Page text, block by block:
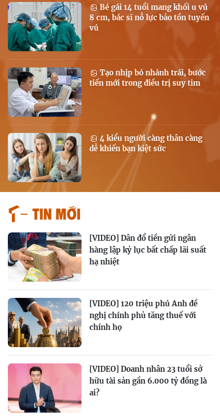
Bé gái 14 tuổi mang khối u vú
8 cm, bác sĩ nỗ lực bảo tồn tuyến
vú
Tạo nhịp bó nhánh trái, bước
tiến mới trong điều trị suy tim
4 kiểu người càng thân càng
dễ khiến bạn kiệt sức
Tin mới
[VIDEO] Dân đổ tiền gửi ngân
hàng lập kỷ lục bất chấp lãi suất
hạ nhiệt
[VIDEO] 120 triệu phú Anh đề
nghị chính phủ tăng thuế với
chính họ
[VIDEO] Doanh nhân 23 tuổi sở
hữu tài sản gần 6.000 tỷ đồng là
ai?